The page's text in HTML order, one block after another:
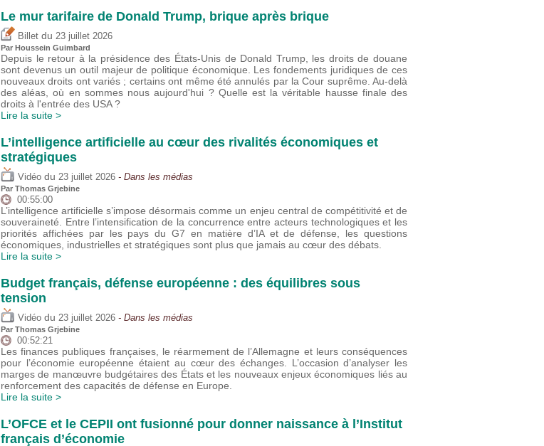
Le mur tarifaire de Donald Trump, brique après brique
Billet du 23 juillet 2026
Par Houssein Guimbard
Depuis le retour à la présidence des États-Unis de Donald Trump, les droits de douane
sont devenus un outil majeur de politique économique. Les fondements juridiques de ces
nouveaux droits ont variés ; certains ont même été annulés par la Cour suprême. Au-delà
des aléas, où en sommes nous aujourd'hui ? Quelle est la véritable hausse finale des
droits à l'entrée des USA ?
Lire la suite >
L’intelligence artificielle au cœur des rivalités économiques et
stratégiques
Vidéo du 23 juillet 2026 - Dans les médias
Par Thomas Grjebine
00:55:00
L’intelligence artificielle s’impose désormais comme un enjeu central de compétitivité et de
souveraineté. Entre l’intensification de la concurrence entre acteurs technologiques et les
priorités affichées par les pays du G7 en matière d’IA et de défense, les questions
économiques, industrielles et stratégiques sont plus que jamais au cœur des débats.
Lire la suite >
Budget français, défense européenne : des équilibres sous
tension
Vidéo du 23 juillet 2026 - Dans les médias
Par Thomas Grjebine
00:52:21
Les finances publiques françaises, le réarmement de l’Allemagne et leurs conséquences
pour l’économie européenne étaient au cœur des échanges. L’occasion d’analyser les
marges de manœuvre budgétaires des États et les nouveaux enjeux économiques liés au
renforcement des capacités de défense en Europe.
Lire la suite >
L’OFCE et le CEPII ont fusionné pour donner naissance à l’Institut
français d’économie